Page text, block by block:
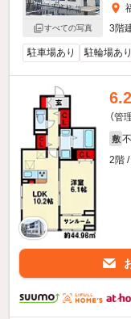
すべての写真
3階
駐車場あり 駐輪場あり
（管
敷
2階